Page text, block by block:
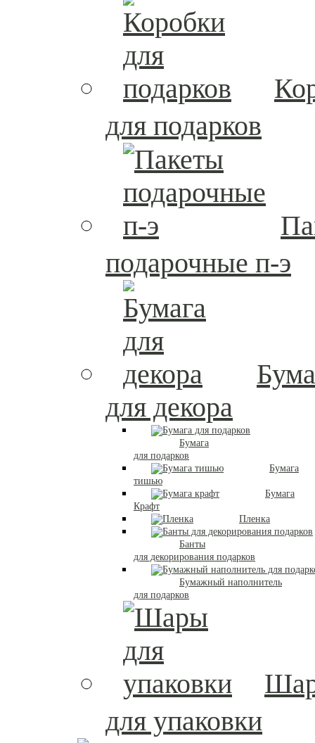
для подарков
подарочные п-э
для декора
Бумага
для подарков
Бумага
тишью
Бумага
Крафт
Пленка
Банты
для декорирования подарков
Бумажный наполнитель
для подарков
для упаковки